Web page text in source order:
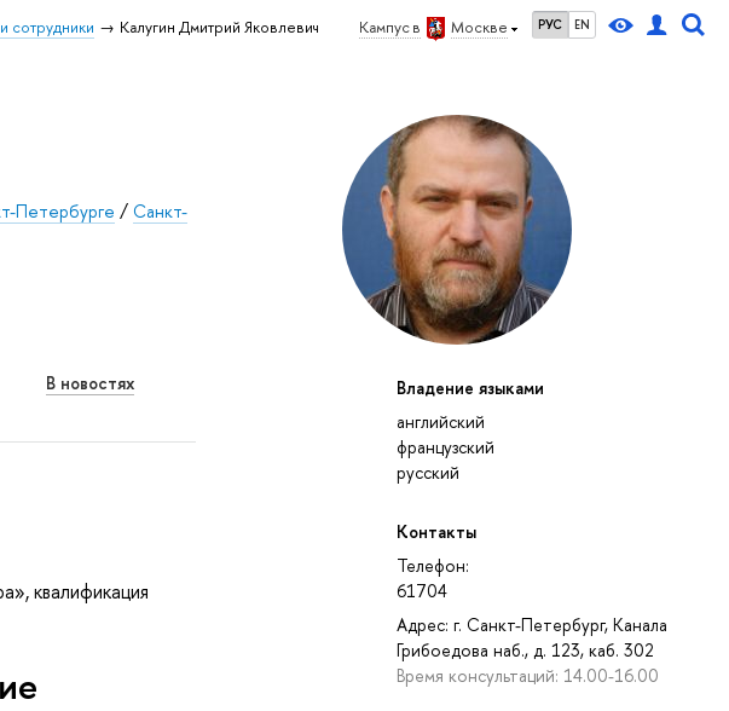
Кампус в Москве РУС EN
сотрудники Калугин Дмитрий Яковлевич
Владение языками
английский
французский
русский
Контакты
Телефон:
61704
Адрес: г. Санкт-Петербург, Канала
Грибоедова наб., д. 123, каб. 302
Время консультаций: 14.00-16.00
Петербурге / Санкт-
В новостях
квалификация